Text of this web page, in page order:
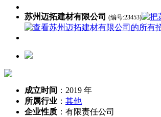
苏州迈拓建材有限公司 (编号:23453)
成立时间 ： 2019 年
所属行业 ： 其他
企业性质 ： 有限责任公司